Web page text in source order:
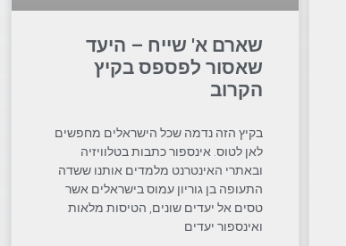
שארם א' שייח – היעד
שאסור לפספס בקיץ
הקרוב
בקיץ הזה נדמה שכל הישראלים מחפשים
לאן לטוס. אינספור כתבות בטלוויזיה
ובאתרי האינטרנט מלמדים אותנו ששדה
התעופה בן גוריון עמוס בישראלים אשר
טסים אל יעדים שונים, הטיסות מלאות
ואינספור יעדים